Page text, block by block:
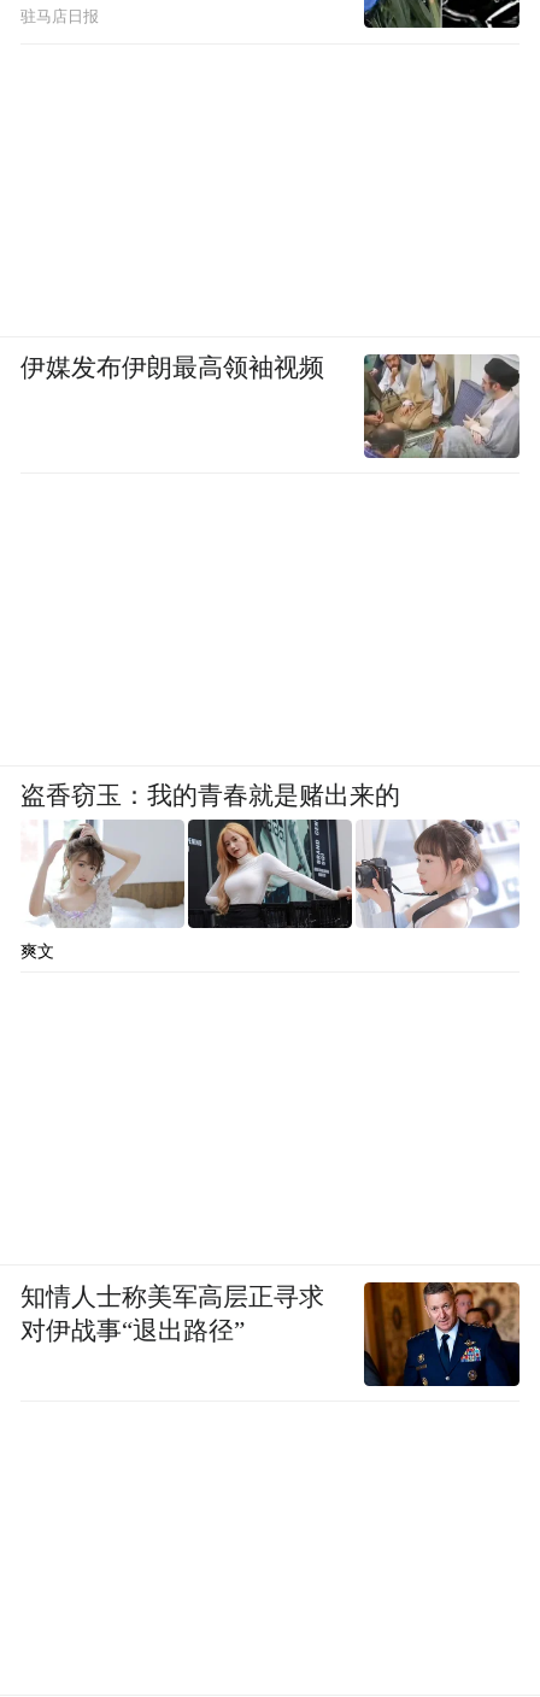
驻马店日报
伊媒发布伊朗最高领袖视频
盗香窃玉：我的青春就是赌出来的
爽文
知情人士称美军高层正寻求
对伊战事“退出路径”